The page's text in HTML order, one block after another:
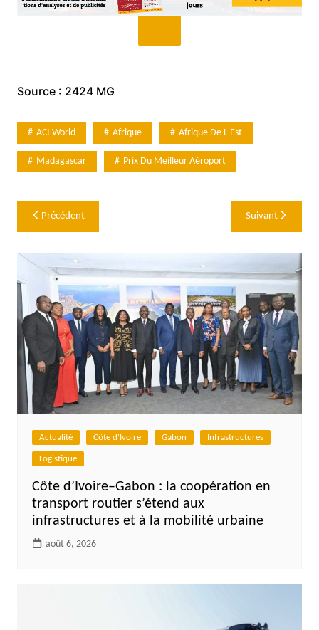
Source : 2424 MG
ACI World Afrique Afrique De L'Est
Madagascar Prix Du Meilleur Aéroport
Navigation
de
l’article
Précédent Suivant
Actualité Côte d'Ivoire Gabon Infrastructures
Logistique
Côte d’Ivoire–Gabon : la coopération en
transport routier s’étend aux
infrastructures et à la mobilité urbaine
août 6, 2026